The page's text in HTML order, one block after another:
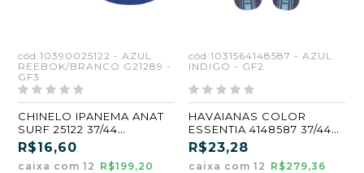
cód:10390025122 - AZUL
REEBOK/BRANCO G21289 -
GF3
CHINELO IPANEMA ANAT
SURF 25122 37/44
REEBOK/BRANCO
ATACADO KIT 12 PARES
R$16,60
caixa com 12 R$199,20
cód:1031564148587 - AZUL
INDIGO - GF2
HAVAIANAS COLOR
ESSENTIA 4148587 37/44
AZUL INDIGO (GF2)
R$23,28
caixa com 12 R$279,36